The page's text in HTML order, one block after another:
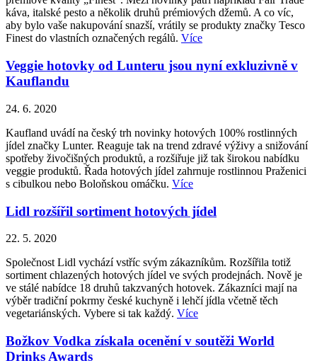
káva, italské pesto a několik druhů prémiových džemů. A co víc,
aby bylo vaše nakupování snazší, vrátily se produkty značky Tesco
Finest do vlastních označených regálů. Více
Veggie hotovky od Lunteru jsou nyní exkluzivně v
Kauflandu
24. 6. 2020
Kaufland uvádí na český trh novinky hotových 100% rostlinných
jídel značky Lunter. Reaguje tak na trend zdravé výživy a snižování
spotřeby živočišných produktů, a rozšiřuje již tak širokou nabídku
veggie produktů. Řada hotových jídel zahrnuje rostlinnou Praženici
s cibulkou nebo Boloňskou omáčku. Více
Lidl rozšířil sortiment hotových jídel
22. 5. 2020
Společnost Lidl vychází vstříc svým zákazníkům. Rozšířila totiž
sortiment chlazených hotových jídel ve svých prodejnách. Nově je
ve stálé nabídce 18 druhů takzvaných hotovek. Zákazníci mají na
výběr tradiční pokrmy české kuchyně i lehčí jídla včetně těch
vegetariánských. Vybere si tak každý. Více
Božkov Vodka získala ocenění v soutěži World
Drinks Awards